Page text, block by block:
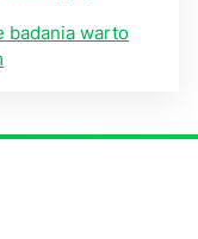
badania warto